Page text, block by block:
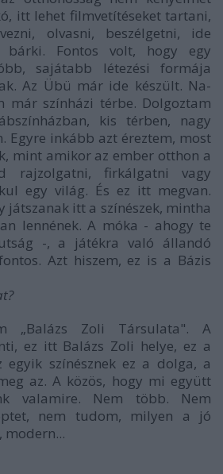
itt lehet filmvetítéseket tartani,
olvasni, beszélgetni, ide
bárki. Fontos volt, hogy egy
sajátabb létezési formája
Az Übü már ide készült. Na-
már színházi térbe. Dolgoztam
kis térben, nagy
Egyre inkább azt éreztem, most
mint amikor az ember otthon a
rajzolgatni, firkálgatni vagy
egy világ. És ez itt megvan.
játszanak itt a színészek, mintha
lennének. A móka - ahogy te
-, a játékra való állandó
Azt hiszem, ez is a Bázis
„Balázs Zoli Társulata". A
ez itt Balázs Zoli helye, ez a
egyik színésznek ez a dolga, a
az. A közös, hogy mi együtt
valamire. Nem több. Nem
nem tudom, milyen a jó
modern...